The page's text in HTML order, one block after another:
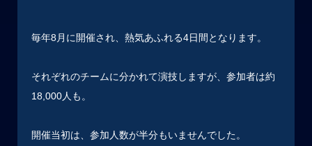
毎年8月に開催され、熱気あふれる4日間となります。
それぞれのチームに分かれて演技しますが、参加者は約
18,000人も。
開催当初は、参加人数が半分もいませんでした。